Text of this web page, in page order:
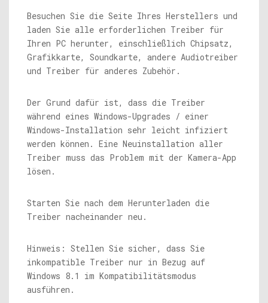
Besuchen Sie die Seite Ihres Herstellers und
laden Sie alle erforderlichen Treiber für
Ihren PC herunter, einschließlich Chipsatz,
Grafikkarte, Soundkarte, andere Audiotreiber
und Treiber für anderes Zubehör.
Der Grund dafür ist, dass die Treiber
während eines Windows-Upgrades / einer
Windows-Installation sehr leicht infiziert
werden können. Eine Neuinstallation aller
Treiber muss das Problem mit der Kamera-App
lösen.
Starten Sie nach dem Herunterladen die
Treiber nacheinander neu.
Hinweis: Stellen Sie sicher, dass Sie
inkompatible Treiber nur in Bezug auf
Windows 8.1 im Kompatibilitätsmodus
ausführen.